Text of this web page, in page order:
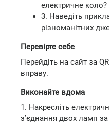
електричне коло?
3. Наведіть
різноманітних
Перевірте себе
Перейдіть на сайт за
вправу.
Виконайте вдома
1. Накресліть
з’єднання двох ламп